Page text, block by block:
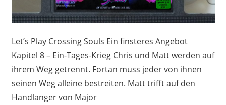
Let’s Play Crossing Souls Ein finsteres Angebot
Kapitel 8 – Ein-Tages-Krieg Chris und Matt werden auf
ihrem Weg getrennt. Fortan muss jeder von ihnen
seinen Weg alleine bestreiten. Matt trifft auf den
Handlanger von Major